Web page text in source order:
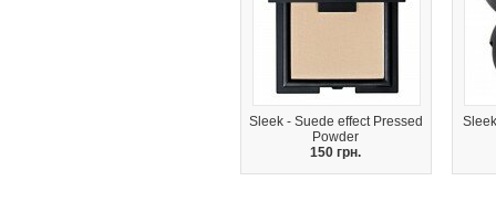
Sleek - Suede effect Pressed
Powder
150 грн.